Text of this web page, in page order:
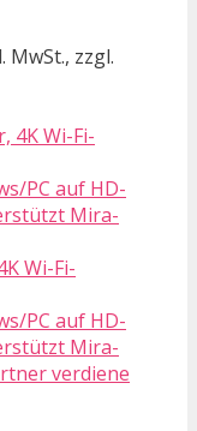
MwSt., zzgl.
Wi-Fi-
PC auf HD-
Mira-
verdiene